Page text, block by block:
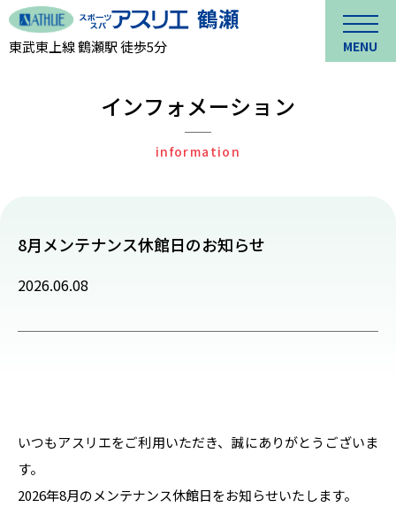
東武東上線 鶴瀬駅 徒歩5分 MENU
インフォメーション
information
8月メンテナンス休館日のお知らせ
2026.06.08
いつもアスリエをご利用いただき、誠にありがとうございま
す。
2026年8月のメンテナンス休館日をお知らせいたします。